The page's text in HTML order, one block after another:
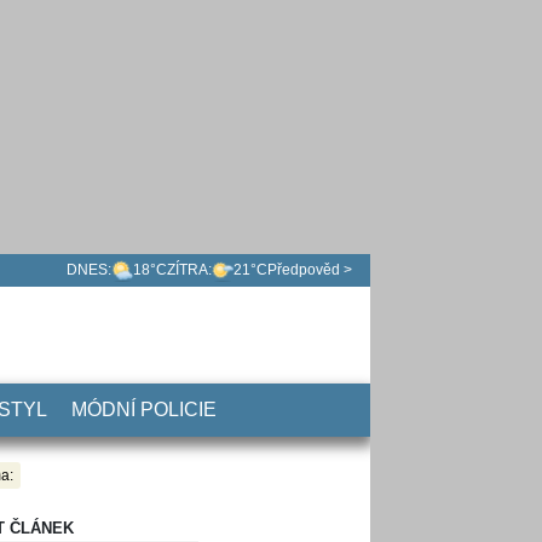
DNES: 18°CZÍTRA: 21°C Předpověd >
MÓDNÍ POLICIE
ČLÁNEK